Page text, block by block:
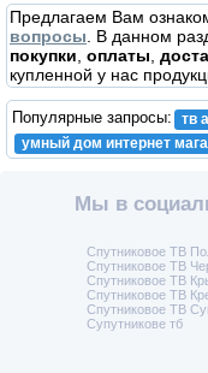
Предлагаем Вам
вопросы. В данном
покупки, оплаты,
купленной у нас
Популярные запросы:
тв
умный дом интернет
Мы в
Спутниковое ТВ
Спутниковое ТВ
Спутниковое ТВ
Спутниковое ТВ
Спутниковое ТВ
Супутникове тб